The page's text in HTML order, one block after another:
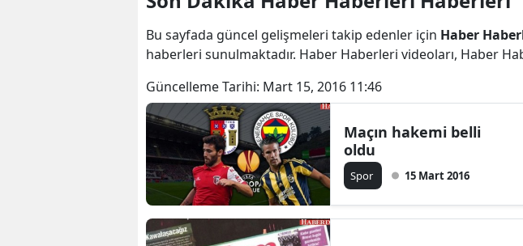
Bu sayfada güncel gelişmeleri takip edenler için Haber
haberleri sunulmaktadır. Haber Haberleri videoları, Haber
Güncelleme Tarihi: Mart 15, 2016 11:46
Maçın hakemi belli
oldu
Spor 15 Mart 2016